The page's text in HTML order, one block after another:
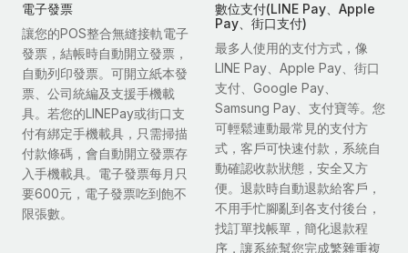
電子發票
讓您的POS整合無縫接軌電子
發票，結帳時自動開立發票，
自動列印發票。可開立紙本發
票、公司統編及支援手機載
具。若您的LINEPay或街口支
付有綁定手機載具，只需掃描
付款條碼，會自動開立發票存
入手機載具。電子發票每月只
要600元，電子發票吃到飽不
限張數。
數位支付(LINE Pay、Apple
Pay、街口支付)
最多人使用的支付方式，像
LINE Pay、Apple Pay、街口
支付、Google Pay、
Samsung Pay、支付寶等。您
可輕鬆連動最常見的支付方
式，客戶可快速付款，系統自
動確認收款狀態，安全又方
便。退款時自動退款給客戶，
不用手忙腳亂到各支付後台，
找訂單找帳單，簡化退款程
序，讓系統幫您完成繁雜重複